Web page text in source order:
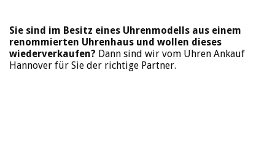
Sie sind im Besitz eines Uhrenmodells aus einem
renommierten Uhrenhaus und wollen dieses
wiederverkaufen? Dann sind wir vom Uhren Ankauf
Hannover für Sie der richtige Partner.